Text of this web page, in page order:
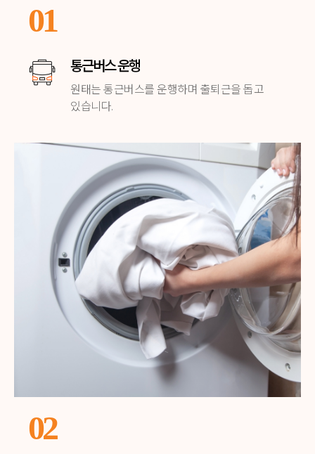
01
통근버스 운행
원태는 통근버스를 운행하며 출퇴근을 돕고
있습니다.
02